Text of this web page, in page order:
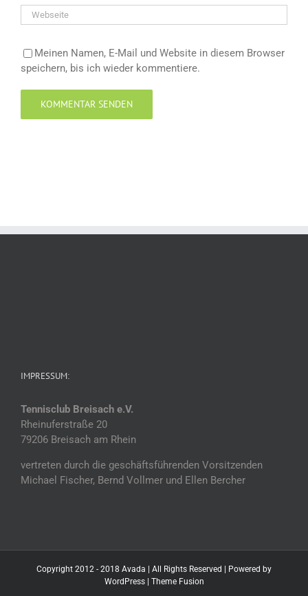
Meinen Namen, E-Mail und Website in diesem Browser
speichern, bis ich wieder kommentiere.
IMPRESSUM:
Tennisclub Breisach e.V.
Rheinuferstraße 20
79206 Breisach am Rhein
vertreten durch die geschäftsführenden Vorsitzenden
Michael Fischer, Bernd Vollmer und Ellen Bercher
Copyright 2012 - 2018 Avada | All Rights Reserved | Powered by
WordPress| Theme Fusion